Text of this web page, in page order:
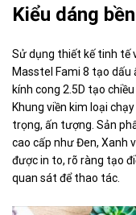
Kiểu dáng
Sử dụng thiết kế tinh tế
Masstel Fami 8 tạo
kính cong 2.5D tạo
Khung viền kim loại
trọng, ấn tượng. Sản
cao cấp như Đen, Xanh
được in to, rõ ràng tạo
quan sát để thao tác.